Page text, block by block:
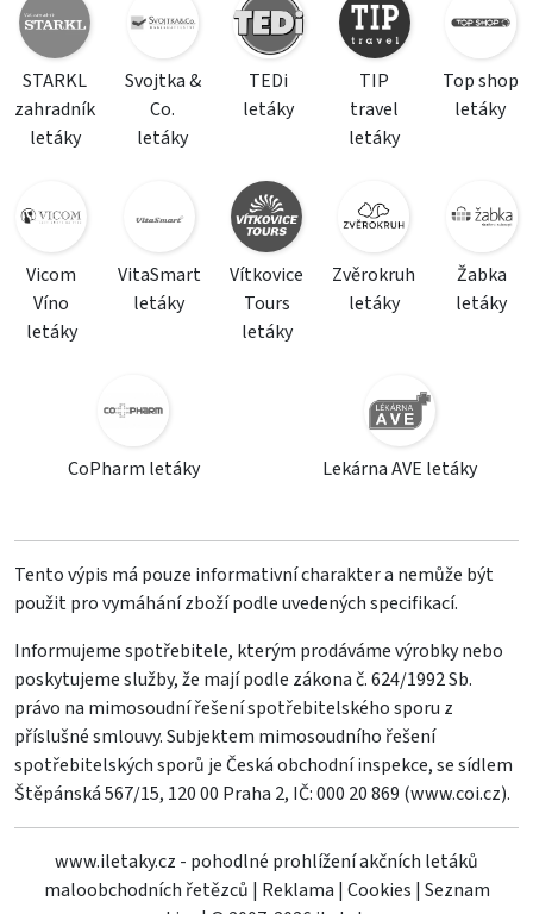
STARKL
zahradník
letáky
Svojtka &
Co.
letáky
TEDi
letáky
TIP
travel
letáky
Top shop
letáky
Vicom
Víno
letáky
VitaSmart
letáky
Vítkovice
Tours
letáky
Zvěrokruh
letáky
Žabka
letáky
CoPharm letáky Lekárna AVE letáky
Tento výpis má pouze informativní charakter a nemůže být
použit pro vymáhání zboží podle uvedených specifikací.
Informujeme spotřebitele, kterým prodáváme výrobky nebo
poskytujeme služby, že mají podle zákona č. 624/1992 Sb.
právo na mimosoudní řešení spotřebitelského sporu z
příslušné smlouvy. Subjektem mimosoudního řešení
spotřebitelských sporů je Česká obchodní inspekce, se sídlem
Štěpánská 567/15, 120 00 Praha 2, IČ: 000 20 869 (www.coi.cz).
www.iletaky.cz - pohodlné prohlížení akčních letáků
maloobchodních řetězců | Reklama | Cookies | Seznam